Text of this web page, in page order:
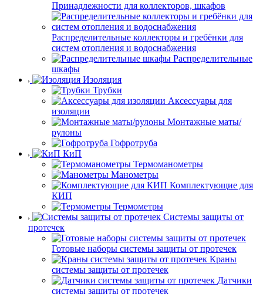
Принадлежности для коллекторов, шкафов
Распределительные коллекторы и гребёнки для
систем отопления и водоснабжения
Распределительные
шкафы
Изоляция
Трубки
Аксессуары для
изоляции
Монтажные маты/
рулоны
Гофротруба
КиП
Термоманометры
Манометры
Комплектующие для
КИП
Термометры
Системы защиты от
протечек
Готовые наборы системы защиты от протечек
Краны
системы защиты от протечек
Датчики
системы защиты от протечек